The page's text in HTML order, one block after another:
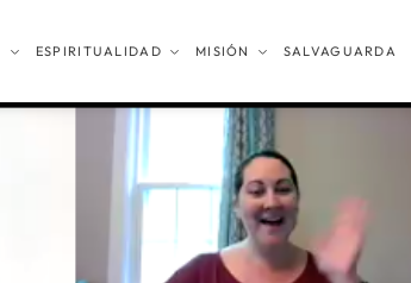
ESPIRITUALIDAD MISIÓN SALVAGUARDA